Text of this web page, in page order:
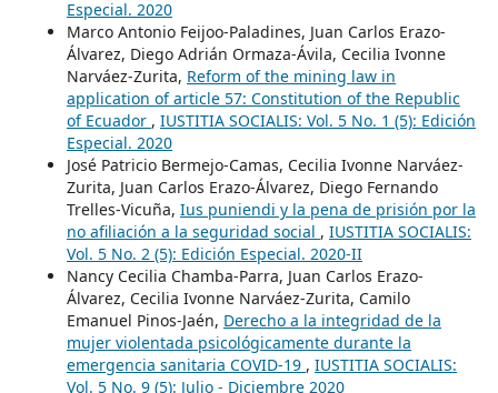
Especial. 2020
Marco Antonio Feijoo-Paladines, Juan Carlos Erazo-
Álvarez, Diego Adrián Ormaza-Ávila, Cecilia Ivonne
Narváez-Zurita, Reform of the mining law in
application of article 57: Constitution of the Republic
of Ecuador , IUSTITIA SOCIALIS: Vol. 5 No. 1 (5): Edición
Especial. 2020
José Patricio Bermejo-Camas, Cecilia Ivonne Narváez-
Zurita, Juan Carlos Erazo-Álvarez, Diego Fernando
Trelles-Vicuña, Ius puniendi y la pena de prisión por la
no afiliación a la seguridad social , IUSTITIA SOCIALIS:
Vol. 5 No. 2 (5): Edición Especial. 2020-II
Nancy Cecilia Chamba-Parra, Juan Carlos Erazo-
Álvarez, Cecilia Ivonne Narváez-Zurita, Camilo
Emanuel Pinos-Jaén, Derecho a la integridad de la
mujer violentada psicológicamente durante la
emergencia sanitaria COVID-19 , IUSTITIA SOCIALIS:
Vol. 5 No. 9 (5): Julio - Diciembre 2020